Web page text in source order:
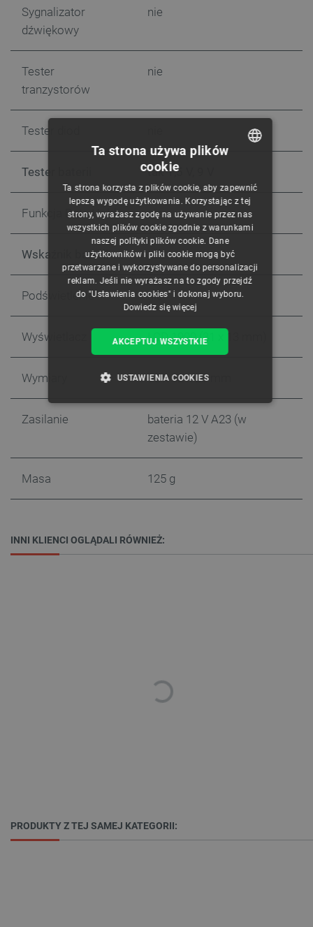
Sygnalizator
dźwiękowy
nie
Tester
tranzystorów
nie
Tester diod
Tester baterii tak 1,5 V, 9 V
Funkcja Data Hold nie
Wskaźnik baterii tak
Podświetlenie nie
Wyświetlacz LCD 1999 (31 x 13 mm)
Wymiary 95 x 52 x 26 mm
Zasilanie
bateria 12 V A23 (w
zestawie)
Masa 125 g
INNI KLIENCI OGLĄDALI RÓWNIEŻ:
PRODUKTY Z TEJ SAMEJ KATEGORII:
CZECH
ENGLISH
GERMAN
Ta strona używa plików
cookie
Ta strona korzysta z plików cookie, aby zapewnić
lepszą wygodę użytkowania. Korzystając z tej
strony, wyrażasz zgodę na używanie przez nas
wszystkich plików cookie zgodnie z warunkami
naszej polityki plików cookie. Dane
użytkowników i pliki cookie mogą być
przetwarzane i wykorzystywane do personalizacji
reklam. Jeśli nie wyrażasz na to zgody przejdź
do "Ustawienia cookies" i dokonaj wyboru.
Dowiedz się więcej
AKCEPTUJ WSZYSTKIE
USTAWIENIA COOKIES
TARGETOWANIE
FUNKCJONALNOŚĆ
Niezbędne Wydajność
PrestaShop-[abcdef0123456789]{32}